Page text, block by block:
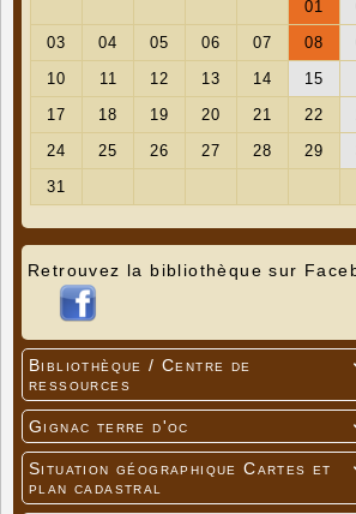
Retrouvez la bibliothèque sur
Bibliothèque / Centre de
ressources
Gignac terre d'oc
Situation géographique Cartes et
plan cadastral